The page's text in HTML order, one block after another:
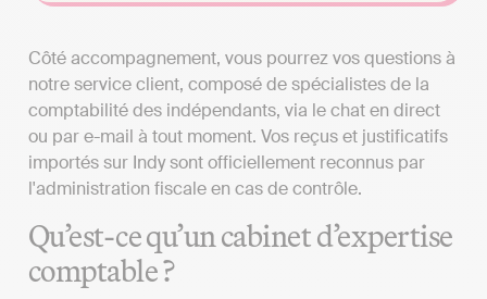
Côté accompagnement, vous pourrez vos questions à
notre service client, composé de spécialistes de la
comptabilité des indépendants, via le chat en direct
ou par e-mail à tout moment. Vos reçus et justificatifs
importés sur Indy sont officiellement reconnus par
l'administration fiscale en cas de contrôle.
Qu’est-ce qu’un cabinet d’expertise
comptable ?